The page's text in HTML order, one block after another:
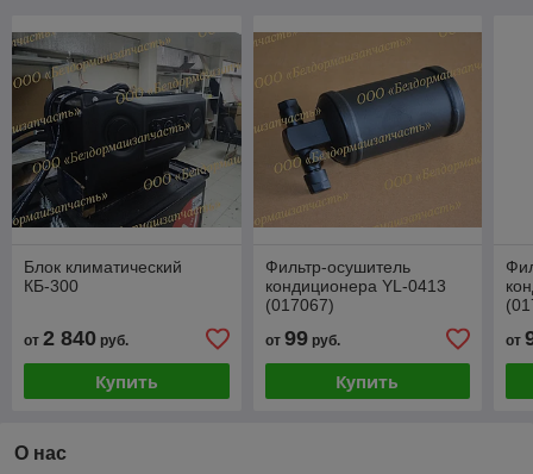
Блок климатический
КБ-300
от 2 840 руб.
Купить
Фильтр-осушитель
кондиционера YL-0413
(017067)
от 99руб.
Купить
от
О нас